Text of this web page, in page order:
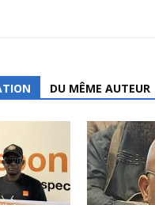
DU MÊME AUTEUR